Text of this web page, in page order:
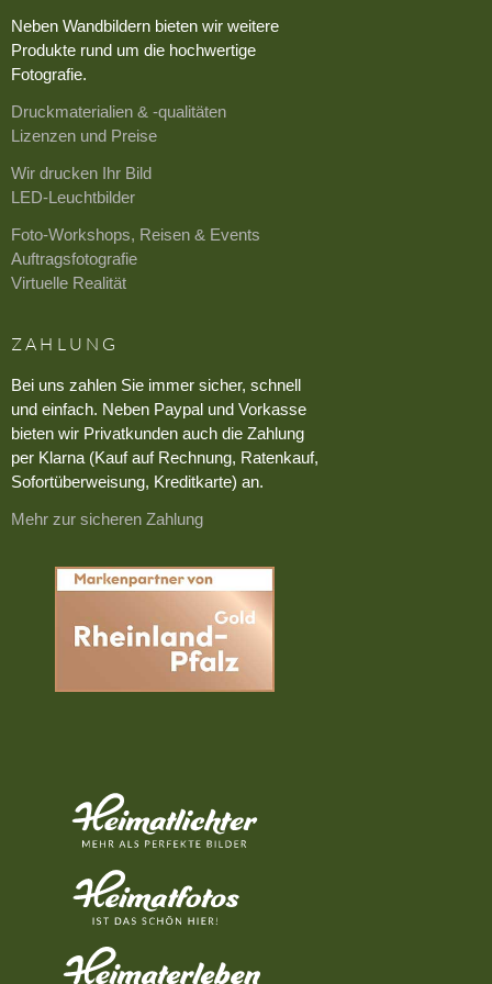
Neben Wandbildern bieten wir weitere
Produkte rund um die hochwertige
Fotografie.
Druckmaterialien & -qualitäten
Lizenzen und Preise
Wir drucken Ihr Bild
LED-Leuchtbilder
Foto-Workshops, Reisen & Events
Auftragsfotografie
Virtuelle Realität
ZAHLUNG
Bei uns zahlen Sie immer sicher, schnell
und einfach. Neben Paypal und Vorkasse
bieten wir Privatkunden auch die Zahlung
per Klarna (Kauf auf Rechnung, Ratenkauf,
Sofortüberweisung, Kreditkarte) an.
Mehr zur sicheren Zahlung